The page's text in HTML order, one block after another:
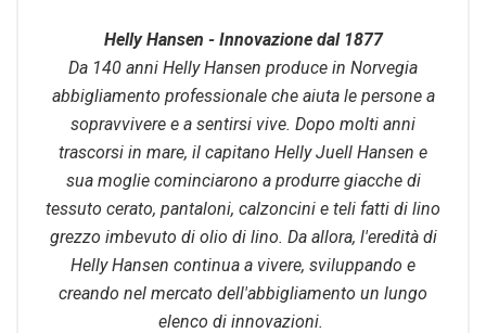
Helly Hansen - Innovazione dal 1877
Da 140 anni Helly Hansen produce in Norvegia
abbigliamento professionale che aiuta le persone a
sopravvivere e a sentirsi vive. Dopo molti anni
trascorsi in mare, il capitano Helly Juell Hansen e
sua moglie cominciarono a produrre giacche di
tessuto cerato, pantaloni, calzoncini e teli fatti di lino
grezzo imbevuto di olio di lino. Da allora, l'eredità di
Helly Hansen continua a vivere, sviluppando e
creando nel mercato dell'abbigliamento un lungo
elenco di innovazioni.